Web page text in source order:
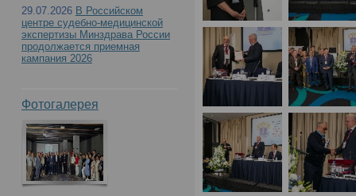
Российского центра
экспертизы. К 90-
образования»(День1)
29.07.2026 В Российском
центре судебно-медицинской
экспертизы Минздрава России
продолжается приемная
кампания 2026
Фотогалерея